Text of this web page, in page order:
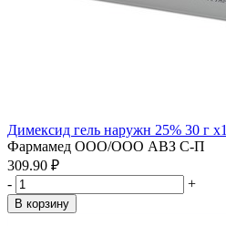
Димексид гель наружн 25% 30 г x1
Фармамед ООО/ООО АВЗ С-П
309.90 ₽
-
+
В корзину